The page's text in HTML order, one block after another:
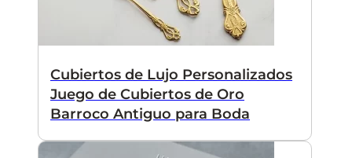
Cubiertos de Lujo Personalizados
Juego de Cubiertos de Oro
Barroco Antiguo para Boda